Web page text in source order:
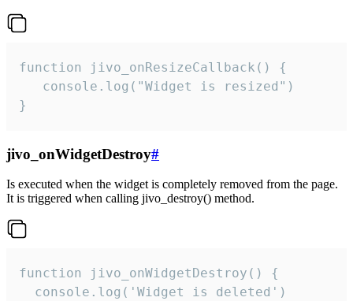
function jivo_onResizeCallback() {
   console.log("Widget is resized")
}
jivo_onWidgetDestroy#
Is executed when the widget is completely removed from the page.
It is triggered when calling jivo_destroy() method.
function jivo_onWidgetDestroy() {
  console.log('Widget is deleted')